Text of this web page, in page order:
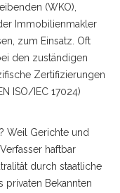
(WKO)
Immobilienmakler
zum Einsatz. Oft
den zuständigen
Zertifizierungen
ISO/IEC 17024)
Weil Gerichte und
haftbar
durch staatliche
privaten Bekannten